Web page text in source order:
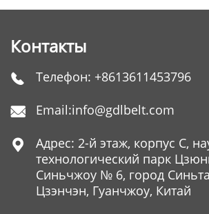
Контакты
 Телефон: +8613611453796
 Email:info@gdlbelt.com

Адрес: 2-й этаж, корпус C,
технологический парк
Синьчжоу № 6, город
Цзэнчэн, Гуанчжоу, Китай